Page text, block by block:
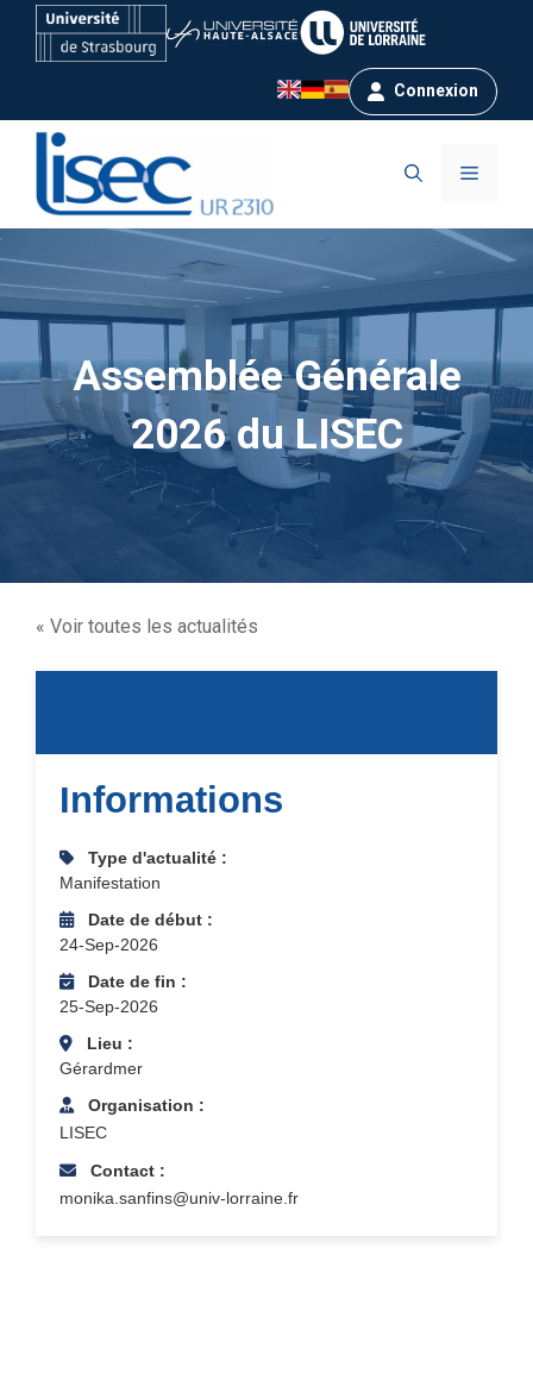
Aller
contenu
Connexion
Menu
Assemblée Générale
2026 du LISEC
« Voir toutes les actualités
Informations
Type d'actualité :
Manifestation
Date de début :
24-Sep-2026
Date de fin :
25-Sep-2026
Lieu :
Gérardmer
Organisation :
LISEC
Contact :
monika.sanfins@univ-lorraine.fr